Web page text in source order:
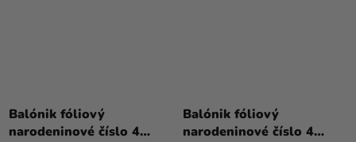
Balónik fóliový
narodeninové číslo 4
Balónik fóliový
narodeninové číslo 4